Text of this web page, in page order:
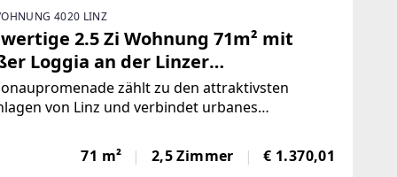
4020 LINZ
2.5 Zi Wohnung 71m² mit
Loggia an der Linzer
zählt zu den attraktivsten
von Linz und verbindet urbanes
gelegen, genießen Sie die Nähe zum
sowie zu weitläufigen Spazier- und
71 m² 2,5 Zimmer € 1.370,01